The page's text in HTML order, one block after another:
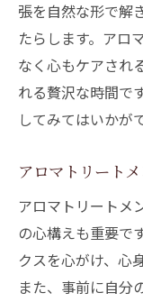
張を自然な形で解
たらします。アロ
なく心もケアされ
れる贅沢な時間で
してみてはいかが
アロマトリート
アロマトリートメ
の心構えも重要で
クスを心がけ、心
また、事前に自分